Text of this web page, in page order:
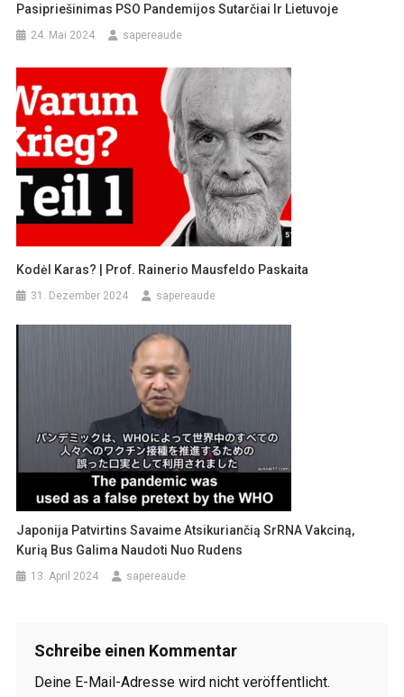
Pasipriešinimas PSO Pandemijos Sutarčiai Ir Lietuvoje
24. Mai 2024 sapereaude
Kodėl Karas? | Prof. Rainerio Mausfeldo Paskaita
31. Dezember 2024 sapereaude
Japonija Patvirtins Savaime Atsikuriančią SrRNA Vakciną,
Kurią Bus Galima Naudoti Nuo Rudens
13. April 2024 sapereaude
Schreibe einen Kommentar
Deine E-Mail-Adresse wird nicht veröffentlicht.